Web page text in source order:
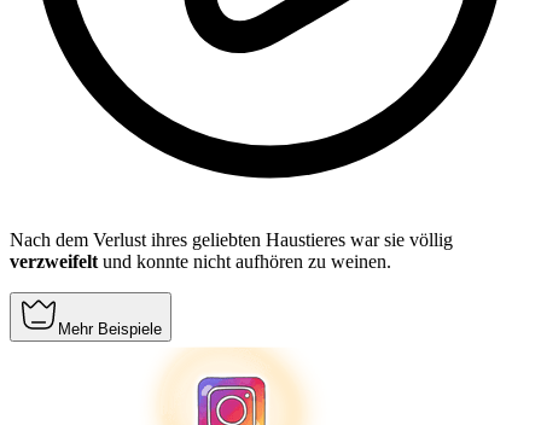
Nach dem Verlust ihres geliebten Haustieres war sie völlig
verzweifelt und konnte nicht aufhören zu weinen.
Mehr Beispiele